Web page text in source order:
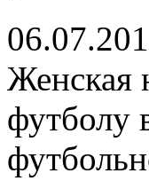
Женская
футболу